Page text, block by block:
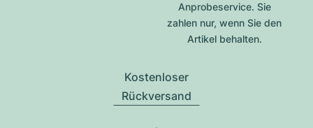
Anprobeservice. Sie
zahlen nur, wenn Sie den
Artikel behalten.
Kostenloser
Rückversand